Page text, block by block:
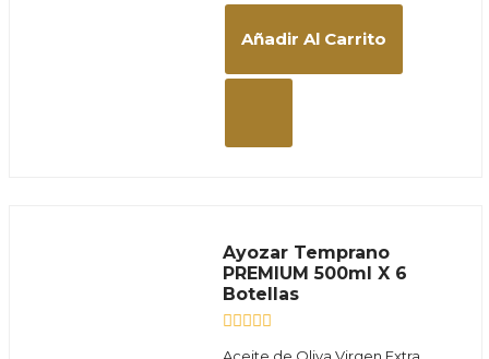
Añadir Al Carrito
Ayozar Temprano
PREMIUM 500ml X 6
Botellas
Aceite de Oliva Virgen Extra